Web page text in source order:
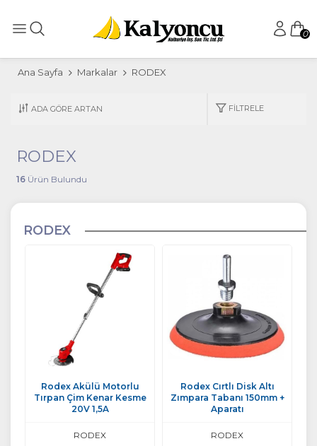
0
Ana Sayfa Markalar RODEX
FILTRELE
RODEX
16Ürün Bulundu
RODEX
Rodex Akülü Motorlu
Tırpan Çim Kenar Kesme
20V 1,5A
RODEX
Rodex Cırtlı Disk Altı
Zımpara Tabanı 150mm +
Aparatı
RODEX